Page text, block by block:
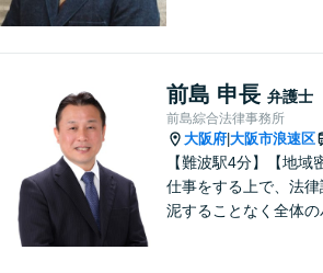
をできるだけ少なく！
やすい環境づくりに努
得できる解決を目指
前島 申長 弁護士
前島綜合法律事務所
大阪府 大阪市浪速区
【難波駅4分】【地域
仕事をする上で、法律
泥することなく全体の